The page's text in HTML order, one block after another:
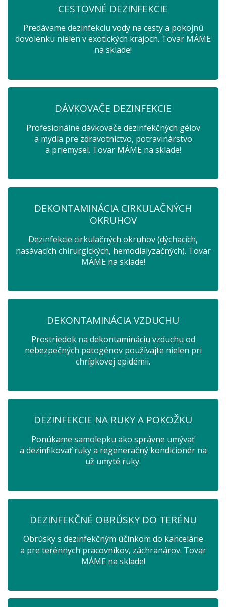
CESTOVNÉ DEZINFEKCIE
Predávame dezinfekciu vody na cesty a pokojnú
dovolenku nielen v exotických krajoch. Tovar MÁME
na sklade!
DÁVKOVAČE DEZINFEKCIE
Profesionálne dávkovače dezinfekčných gélov
a mydla pre zdravotníctvo, potravinárstvo
a priemysel. Tovar MÁME na sklade!
DEKONTAMINÁCIA CIRKULAČNÝCH
OKRUHOV
Dezinfekcie cirkulačných okruhov (dýchacích,
nasávacích chirurgických, hemodialyzačných). Tovar
MÁME na sklade!
DEKONTAMINÁCIA VZDUCHU
Prostriedok na dekontamináciu vzduchu od
nebezpečných patogénov používajte nielen pri
chrípkovej epidémii.
DEZINFEKCIE NA RUKY A POKOŽKU
Ponúkame samolepku ako správne umývať
a dezinfikovať ruky a regeneračný kondicionér na
už umyté ruky.
DEZINFEKČNÉ OBRÚSKY DO TERÉNU
Obrúsky s dezinfekčným účinkom do kancelárie
a pre terénnych pracovníkov, záchranárov. Tovar
MÁME na sklade!